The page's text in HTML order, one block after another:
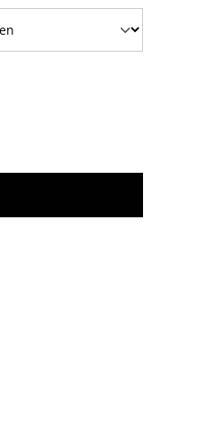
Wert ein